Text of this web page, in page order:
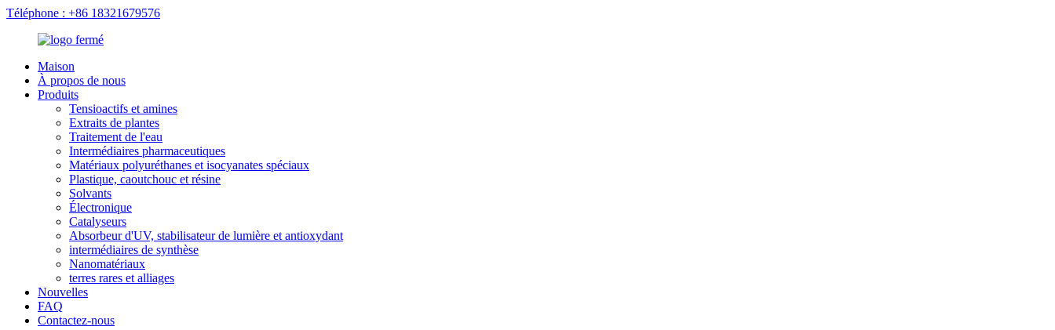
Téléphone : +86 18321679576
Maison
À propos de nous
Produits
Tensioactifs et amines
Extraits de plantes
Traitement de l'eau
Intermédiaires pharmaceutiques
Matériaux polyuréthanes et isocyanates spéciaux
Plastique, caoutchouc et résine
Solvants
Électronique
Catalyseurs
Absorbeur d'UV, stabilisateur de lumière et antioxydant
intermédiaires de synthèse
Nanomatériaux
terres rares et alliages
Nouvelles
FAQ
Contactez-nous